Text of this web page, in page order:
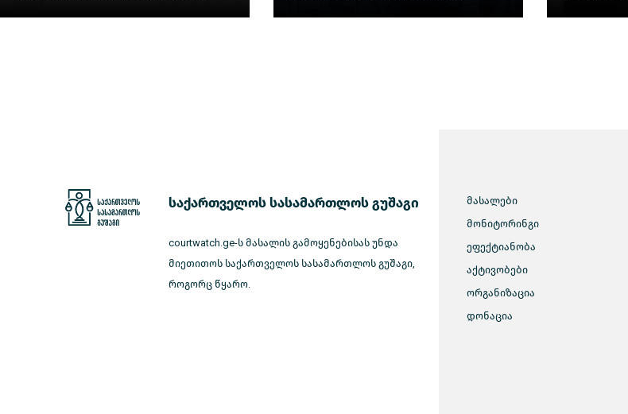
საქართველოს სასამართლოს გუშაგი
courtwatch.ge-ს მასალის გამოყენებისას უნდა
მიეთითოს საქართველოს სასამართლოს გუშაგი,
როგორც წყარო.
მასალები
მონიტორინგი
ეფექტიანობა
აქტივობები
ორგანიზაცია
დონაცია